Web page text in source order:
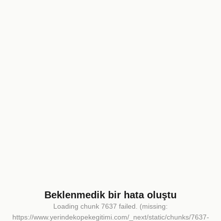
Beklenmedik bir hata oluştu
Loading chunk 7637 failed. (missing:
https://www.yerindekopekegitimi.com/_next/static/chunks/7637-